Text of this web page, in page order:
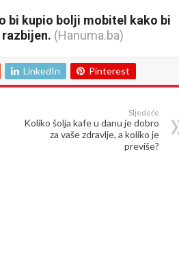
bi kupio bolji mobitel kako bi
(Hanuma.ba)
LinkedIn Pinterest
Sljedeće
Koliko šolja kafe u danu je dobro
za vaše zdravlje, a koliko je
previše?